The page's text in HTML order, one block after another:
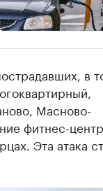
в
Масново-
фитнес-
Эта атака